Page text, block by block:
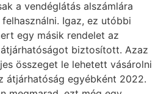
a vendéglátás alszámlára
Igaz, ez utóbbi
egy másik rendelet az
biztosított. Azaz
összeget le lehetett vásárolni
átjárhatóság egyébként 2022.